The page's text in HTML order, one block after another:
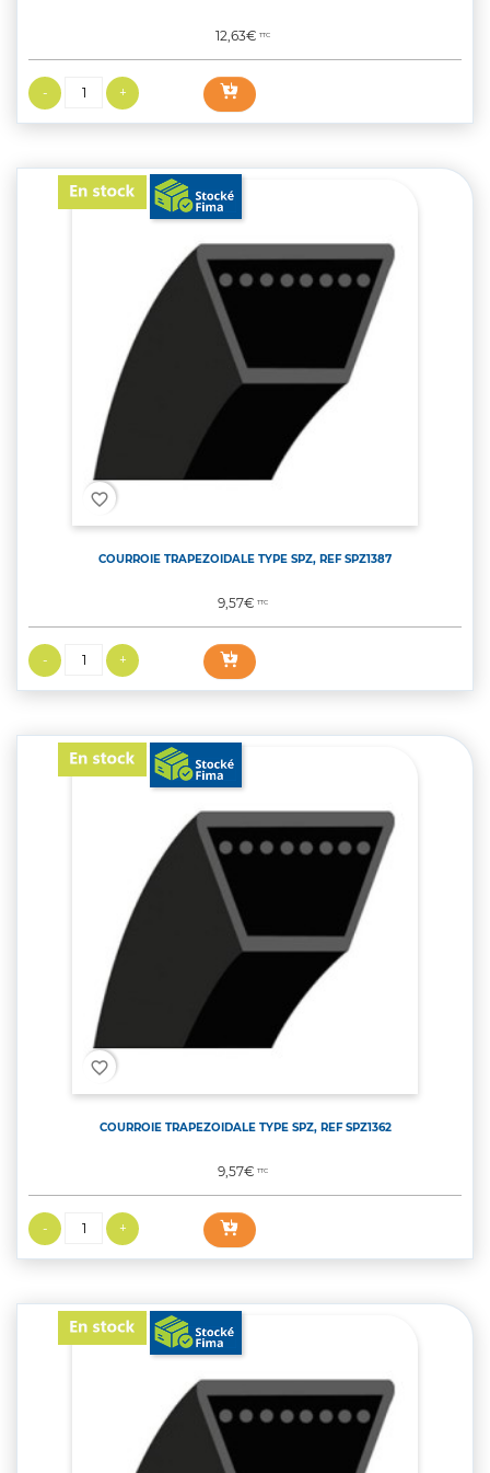
Prix
12,63€TTC
favorite_border
COURROIE TRAPEZOIDALE TYPE SPZ, REF SPZ1387
Prix
9,57€TTC
favorite_border
COURROIE TRAPEZOIDALE TYPE SPZ, REF SPZ1362
Prix
9,57€TTC